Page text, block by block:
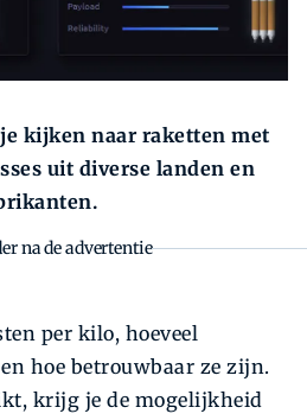
kijken naar raketten met
uit diverse landen en
na de advertentie
per kilo, hoeveel
hoe betrouwbaar ze zijn.
krijg je de mogelijkheid